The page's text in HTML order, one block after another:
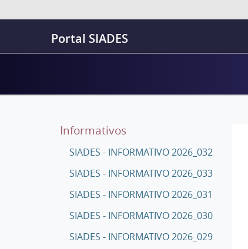
Portal SIADES
Informativos
SIADES - INFORMATIVO 2026_032
SIADES - INFORMATIVO 2026_033
SIADES - INFORMATIVO 2026_031
SIADES - INFORMATIVO 2026_030
SIADES - INFORMATIVO 2026_029